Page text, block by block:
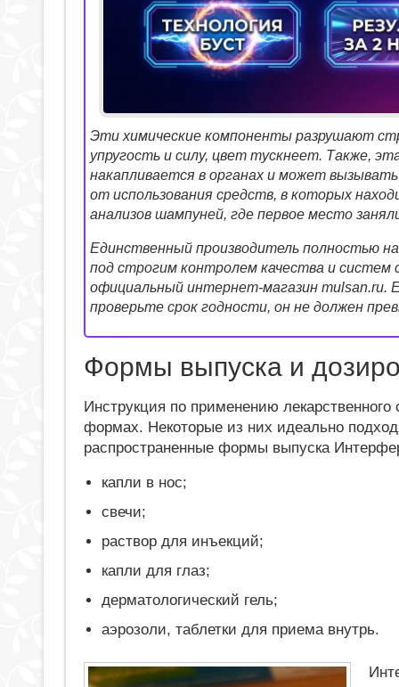
Эти химические компоненты разрушают
упругость и силу, цвет тускнеет. Также,
накапливается в органах и может
от использования средств, в которых
анализов шампуней, где первое место
Единственный производитель полностью
под строгим контролем качества и
официальный интернет-магазин mulsan.ru.
проверьте срок годности, он не должен
Формы выпуска и
Инструкция по применению
формах. Некоторые из них идеально
распространенные формы выпуска
капли в нос;
свечи;
раствор для инъекций;
капли для глаз;
дерматологический гель;
аэрозоли, таблетки для приема внутрь.